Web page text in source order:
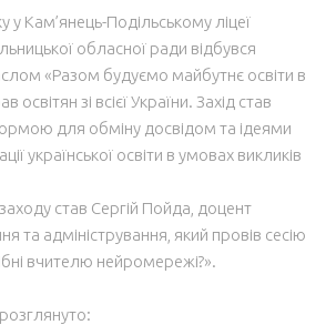
у Кам’янець-Подільському ліцеї
обласної ради відбувся
«Разом будуємо майбутнє освіти в
освітян зі всієї України. Захід став
для обміну досвідом та ідеями
української освіти в умовах викликів
став Сергій Пойда, доцент
та адміністрування, який провів сесію
вчителю нейромережі?».